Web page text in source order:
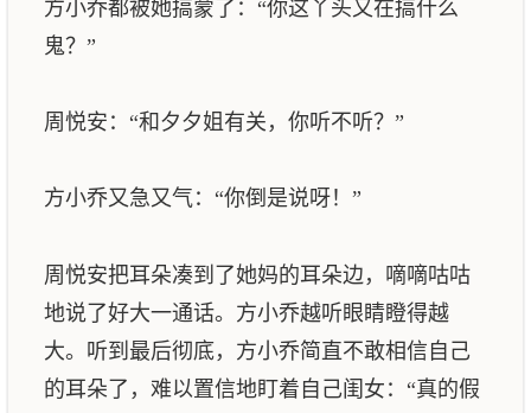
方小乔都被她搞蒙了：“你这丫头又在搞什么
鬼？”
周悦安：“和夕夕姐有关，你听不听？”
方小乔又急又气：“你倒是说呀！”
周悦安把耳朵凑到了她妈的耳朵边，嘀嘀咕咕
地说了好大一通话。方小乔越听眼睛瞪得越
大。听到最后彻底，方小乔简直不敢相信自己
的耳朵了，难以置信地盯着自己闺女：“真的假